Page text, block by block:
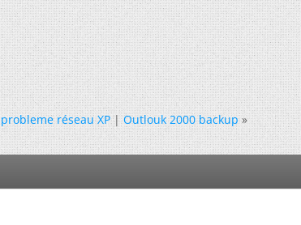
probleme réseau XP|Outlouk 2000 backup »